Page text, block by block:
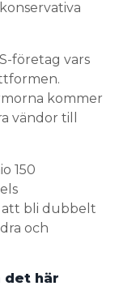
företag vars
kommer
vändor till
150
att bli dubbelt
och
det här